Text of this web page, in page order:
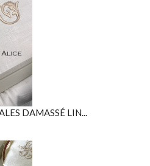
DAMASSÉ LIN...